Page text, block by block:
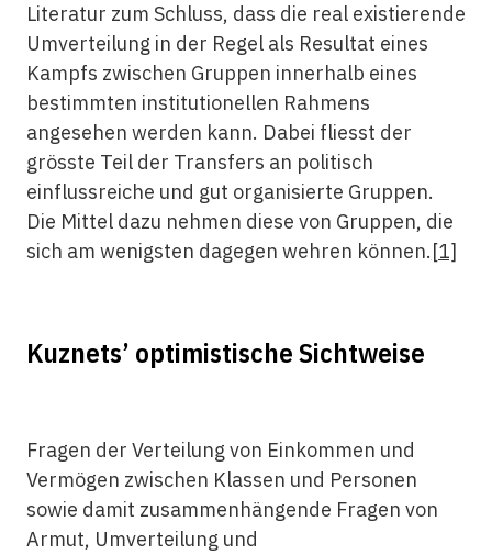
Literatur zum Schluss, dass die real existierende
Umverteilung in der Regel als Resultat eines
Kampfs zwischen Gruppen innerhalb eines
bestimmten institutionellen Rahmens
angesehen werden kann. Dabei fliesst der
grösste Teil der Transfers an politisch
einflussreiche und gut organisierte Gruppen.
Die Mittel dazu nehmen diese von Gruppen, die
sich am wenigsten dagegen wehren können.[1]
Kuznets’ optimistische Sichtweise
Fragen der Verteilung von Einkommen und
Vermögen zwischen Klassen und Personen
sowie damit zusammenhängende Fragen von
Armut, Umverteilung und